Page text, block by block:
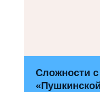
Сложности